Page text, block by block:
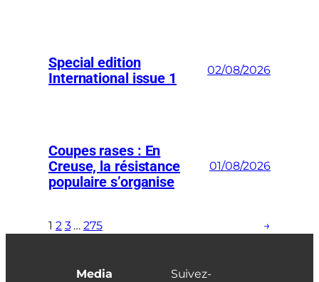
Special edition
International issue 1
02/08/2026
Coupes rases : En
Creuse, la résistance
populaire s’organise
01/08/2026
1 2 3 … 275 →
Media
Suivez-